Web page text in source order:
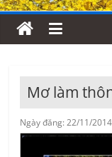
Mơ làm
Ngày đăng: 22/11/